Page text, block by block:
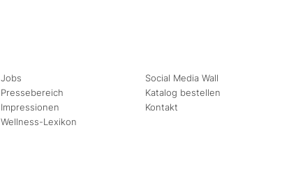
Jobs
Pressebereich
Impressionen
Wellness-Lexikon
Social Media Wall
Katalog bestellen
Kontakt